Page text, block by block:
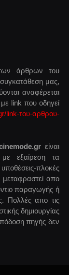
άρθρων του
συγκατάθεση μας,
αναφέρεται
link που οδηγεί
link-του-αρθρου-
είναι
με εξαίρεση τα
πλοκές
μεταφραστεί απο
παραγωγής ή
Πολλές απο τις
δημιουργίας
πηγής δεν